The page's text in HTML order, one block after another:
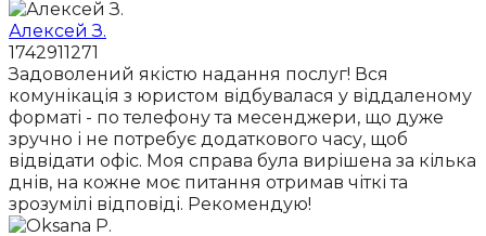
Алексей З.
1742911271
Задоволений якістю надання послуг! Вся
комунікація з юристом відбувалася у віддаленому
форматі - по телефону та месенджери, що дуже
зручно і не потребує додаткового часу, щоб
відвідати офіс. Моя справа була вирішена за кілька
днів, на кожне моє питання отримав чіткі та
зрозумілі відповіді. Рекомендую!